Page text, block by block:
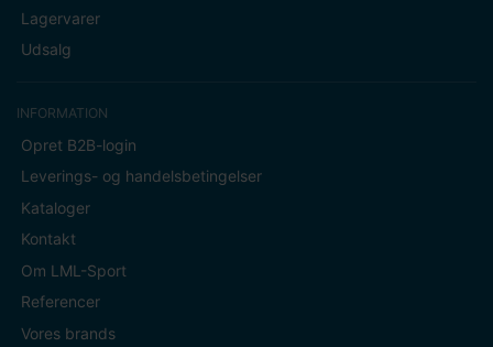
Lagervarer
Udsalg
INFORMATION
Opret B2B-login
Leverings- og handelsbetingelser
Kataloger
Kontakt
Om LML-Sport
Referencer
Vores brands